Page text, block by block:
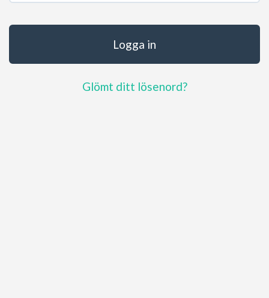
Glömt ditt lösenord?